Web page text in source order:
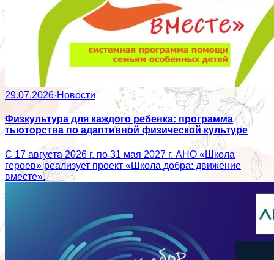
29.07.2026·Новости
Физкультура для каждого ребенка: программа
тьюторства по адаптивной физической культуре
С 17 августа 2026 г. по 31 мая 2027 г. АНО «Школа
героев» реализует проект «Школа добра: движение
вместе».